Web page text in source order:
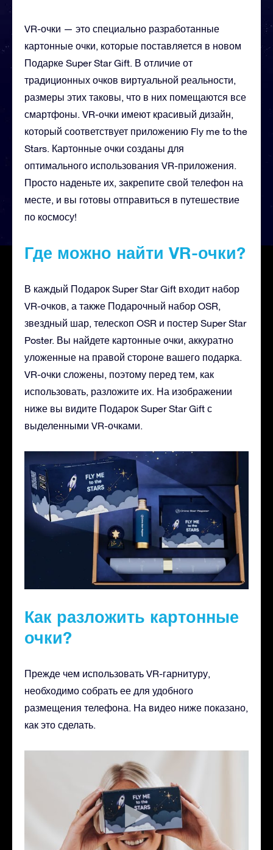
VR-очки — это специально разработанные
картонные очки, которые поставляется в новом
Подарке Super Star Gift. В отличие от
традиционных очков виртуальной реальности,
размеры этих таковы, что в них помещаются все
смартфоны. VR-очки имеют красивый дизайн,
который соответствует приложению Fly me to the
Stars. Картонные очки созданы для
оптимального использования VR-приложения.
Просто наденьте их, закрепите свой телефон на
месте, и вы готовы отправиться в путешествие
по космосу!
Где можно найти VR-очки?
В каждый Подарок Super Star Gift входит набор
VR-очков, а также Подарочный набор OSR,
звездный шар, телескоп OSR и постер Super Star
Poster. Вы найдете картонные очки, аккуратно
уложенные на правой стороне вашего подарка.
VR-очки сложены, поэтому перед тем, как
использовать, разложите их. На изображении
ниже вы видите Подарок Super Star Gift с
выделенными VR-очками.
Как разложить картонные
очки?
Прежде чем использовать VR-гарнитуру,
необходимо собрать ее для удобного
размещения телефона. На видео ниже показано,
как это сделать.